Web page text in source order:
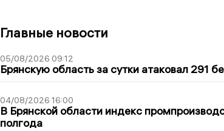
Главные новости
05/08/2026 09:12
Брянскую область за сутки атаковал 291
04/08/2026 16:00
В Брянской области индекс
полгода